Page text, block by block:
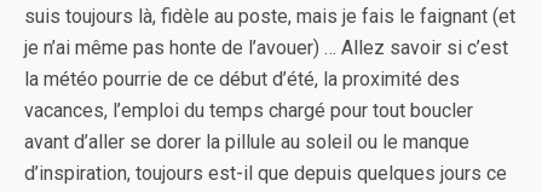
suis toujours là, fidèle au poste, mais je fais le faignant (et
je n’ai même pas honte de l’avouer) … Allez savoir si c’est
la météo pourrie de ce début d’été, la proximité des
vacances, l’emploi du temps chargé pour tout boucler
avant d’aller se dorer la pillule au soleil ou le manque
d’inspiration, toujours est-il que depuis quelques jours ce